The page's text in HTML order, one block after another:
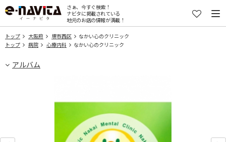
さぁ、今すぐ検索！
ナビタに掲載されている
地元のお店の情報が満載！
トップ 大阪府 堺市西区
なかい心のクリニック
トップ
病院 心療内科 なかい心のクリニック
アルバム